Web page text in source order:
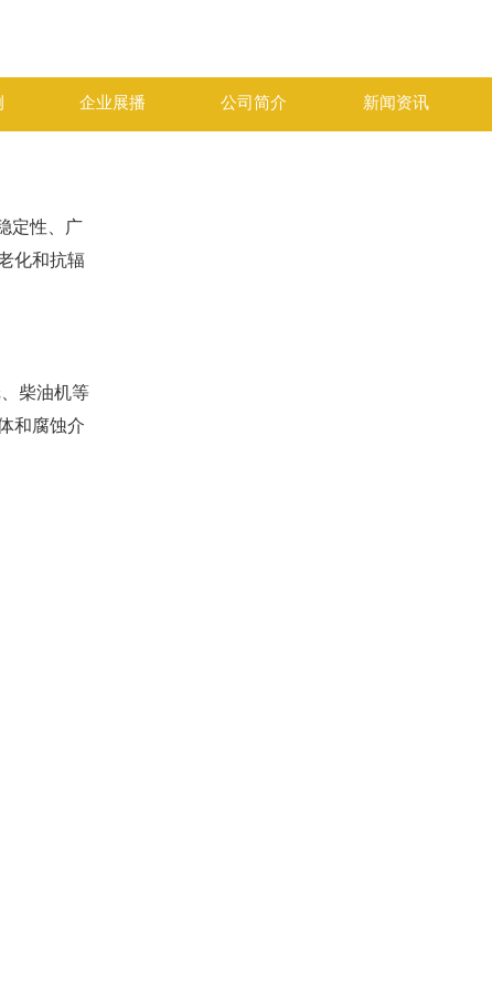
企业展播 公司简介 新闻资讯
定性、广
化和抗辐
柴油机等
和腐蚀介